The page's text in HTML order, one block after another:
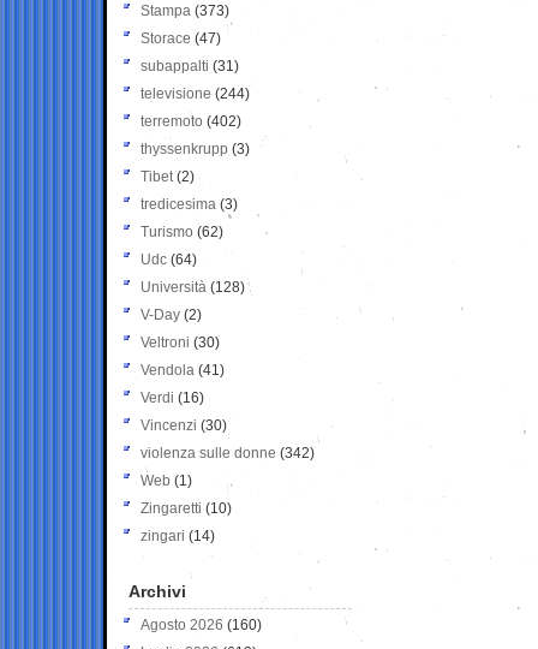
Stampa (373)
Storace (47)
subappalti (31)
televisione(244)
terremoto (402)
thyssenkrupp (3)
Tibet(2)
tredicesima (3)
Turismo (62)
Udc (64)
Università (128)
V-Day (2)
Veltroni (30)
Vendola (41)
Verdi (16)
Vincenzi (30)
violenza sulle donne (342)
Web (1)
Zingaretti (10)
zingari (14)
Archivi
Agosto 2026 (160)